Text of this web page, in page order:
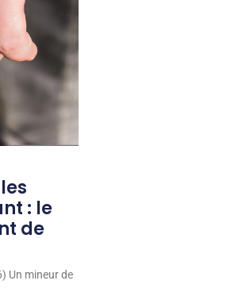
: le
de
Un mineur de